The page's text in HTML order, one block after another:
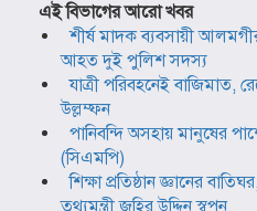
এই বিভাগের আরো খবর
শীর্ষ মাদক ব্যবসায়ী
আহত দুই পুলিশ সদস্য
যাত্রী পরিবহনেই বাজিমাত,
উল্লম্ফন
পানিবন্দি অসহায় মানুষের
(সিএমপি)
শিক্ষা প্রতিষ্ঠান জ্ঞানের